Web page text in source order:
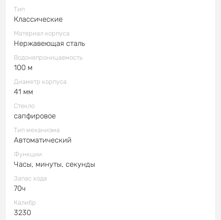
Тип
Классические
Материал корпуса
Нержавеющая сталь
Водонепроницаемость
100 м
Диаметр корпуса
41 мм
Стекло
сапфировое
Тип механизма
Автоматический
Функции
Часы, минуты, секунды
Запас хода
70ч
Калибр
3230